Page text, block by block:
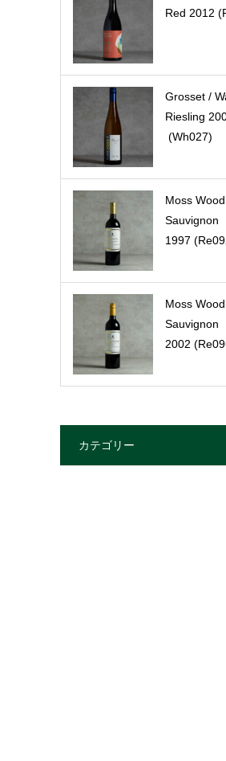
Red 2012
Grosset /
Riesling
(Wh027)
Moss
Sauvignon
1997
Moss
Sauvignon
2002
カテゴリー